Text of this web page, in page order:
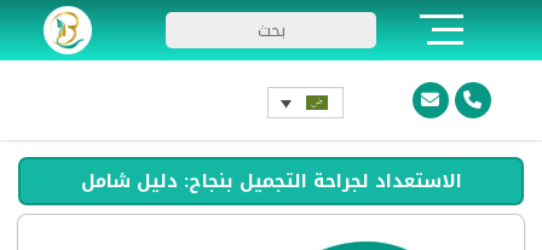
الاستعداد لجراحة التجميل بنجاح: دليل شامل